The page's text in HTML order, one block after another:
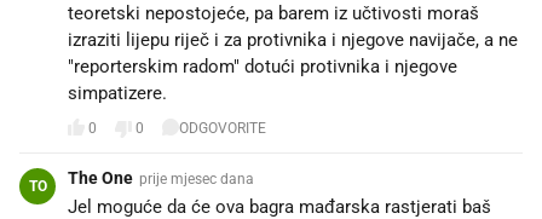
teoretski nepostojeće, pa barem iz učtivosti moraš
izraziti lijepu riječ i za protivnika i njegove navijače, a ne
"reporterskim radom" dotući protivnika i njegove
simpatizere.
0 0 ODGOVORITE
TO The One prije mjesec dana
Jel moguće da će ova bagra mađarska rastjerati baš